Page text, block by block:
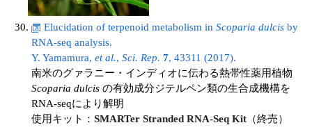
Elucidation of terpenoid metabolism in Scoparia dulcis by
RNA-seq analysis.
Y. Yamamura, et al., Sci. Rep. 7, 43311 (2017).
南米のグァラニー・インディオに伝わる熱帯性薬用植物
Scoparia dulcis の有効成分ジテルペン類の生合成機構を
RNA-seqにより解明
使用キット： SMARTer Stranded RNA-Seq Kit （終売）